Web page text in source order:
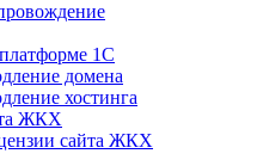
1С
домена
хостинга
ЖКХ
сайта ЖКХ